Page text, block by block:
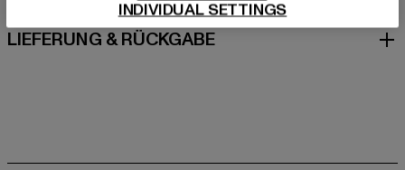
LIEFERUNG & RÜCKGABE
INDIVIDUAL SETTINGS